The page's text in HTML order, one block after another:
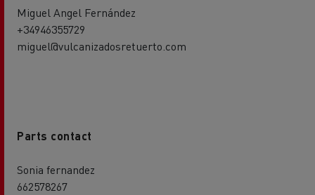
Miguel Angel Fernández
+34946355729
miguel@vulcanizadosretuerto.com
Parts contact
Sonia fernandez
662578267